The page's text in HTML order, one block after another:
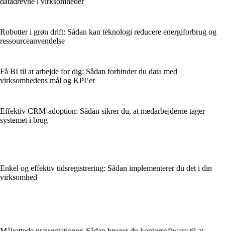
Robotter i grøn drift: Sådan kan teknologi reducere energiforbrug og
ressourceanvendelse
Få BI til at arbejde for dig: Sådan forbinder du data med
virksomhedens mål og KPI’er
Effektiv CRM-adoption: Sådan sikrer du, at medarbejderne tager
systemet i brug
Enkel og effektiv tidsregistrering: Sådan implementerer du det i din
virksomhed